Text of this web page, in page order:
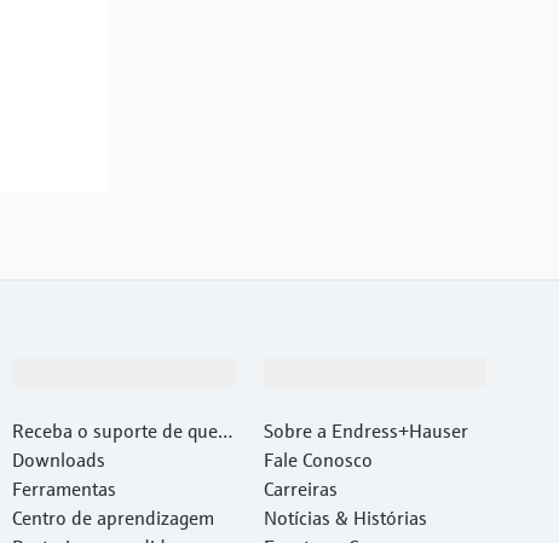
Receba o suporte de que v
ocê precisa, rapidamente!
Downloads
Ferramentas
Centro de aprendizagem
Sobre a Endress+Hauser
Fale Conosco
Carreiras
Notícias & Histórias